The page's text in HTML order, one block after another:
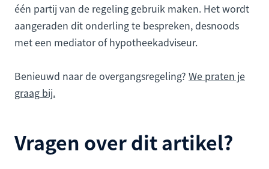
één partij van de regeling gebruik maken. Het wordt
aangeraden dit onderling te bespreken, desnoods
met een mediator of hypotheekadviseur.
Benieuwd naar de overgangsregeling? We praten je
graag bij.
Vragen over dit artikel?